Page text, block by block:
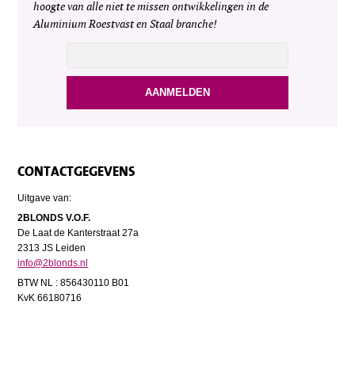
hoogte van alle niet te missen ontwikkelingen in de
Aluminium Roestvast en Staal branche!
CONTACTGEGEVENS
Uitgave van:
2BLONDS V.O.F.
De Laat de Kanterstraat 27a
2313 JS Leiden
info@2blonds.nl
BTW NL : 856430110 B01
KvK 66180716